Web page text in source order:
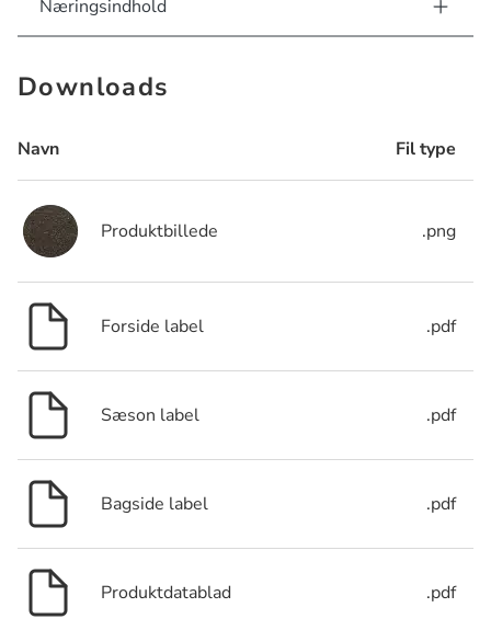
Næringsindhold
Downloads
Navn Fil type
Produktbillede .png
Forside label .pdf
Sæson label .pdf
Bagside label .pdf
Produktdatablad .pdf